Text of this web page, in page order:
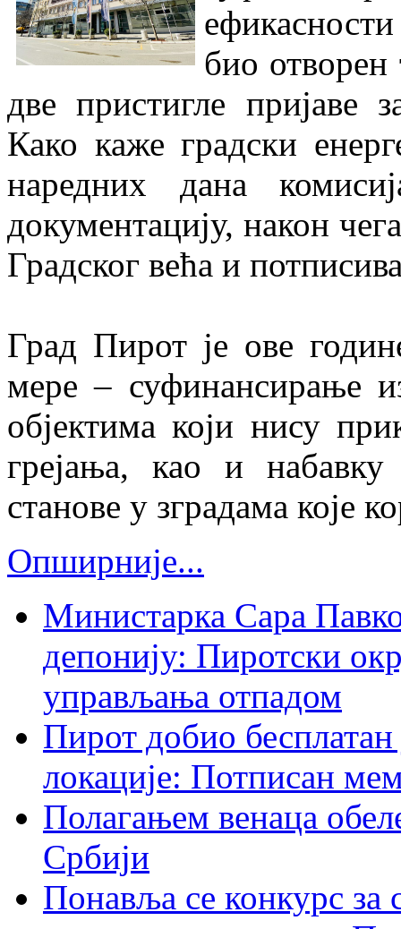
био отворен
две пристигле пријаве
Како каже градски
наредних дана
документацију, након
Градског већа и
Град Пирот је ове
мере – суфинансирање
објектима који нису
грејања, као и
станове у зградама које
Опширније...
Министарка Сара
депонију: Пиротски
управљања отпадом
Пирот добио бесплатан
локације: Потписан
Полагањем венаца
Србији
Понавља се конкурс